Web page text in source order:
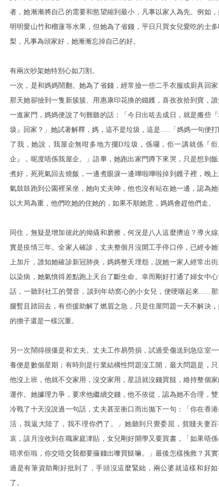
者，她漸漸將自己的需要和慾望縮到最小，凡事以家人為先。例如
明明愛山竹和榴蓮等水果，但她為了省錢，平日只買女兒愛吃的士
梨，凡事為頭家好，她漸漸忘掉自己的好。
有兩次吵架她特別心如刀割。
一次，是和媽媽鬧翻。她為了省錢，經常撿一些二手衣服或廚具回
那天她卻撿到一隻新簇簇、用惠康印花換的鐵鑊，喜孜孜拾到寶，
一進家門，媽媽便說了句難聽的話：「今日出咗去成日，就是搬些
圾』回家？」她試著解釋，媽，這不是垃圾，這是.....「媽媽一句便
了我，她說，我屋企無咁多地方擺D垃圾，係囉，佢一講就係『佢
企』，呢度唔係我屋企。」語畢，她跑出家門蹲下來哭，只是想到
煮好，死死氣回去燒飯，一邊煮眼淚一邊嘩啦嘩啦掉到鑊子裡，晚
氣鼓鼓跑到公園裡呆坐，她向丈夫呻，他也沒有站在她一邊，認為
以大局為重，他們吃她的住她的，如果不順她意，媽媽會趕他們走。
同住，無疑是增加彼此的拗撬和磨擦，何況是八人這麼擠迫？導火
實是疫情三年。全家人確診，丈夫整個月沒開工手停口停，已經令
上加斤，誰知她確診新冠肺炎，媽媽整天埋怨，說她一家人經常出
以染病，她氣憤得差點跑上天台了斷生命。幸而剛好打通了婦女中
話，一聽到社工的聲音，談到年幼窩心的小女兒，便哽咽起來......
腿暫且踏回去，有些援助解了燃眉之急，只是住屋問題一天不解決
的擔子還是一樣沉重。
另一次鬧得很僵是和丈夫。丈夫工作易勞損，試過受傷送到急症室
養便是數個星期；有時則是行業結構性問題沒工開，最大問題是，
他沒上班，他就不交家用，沒交家用，星語就沒錢買餸，維持整個
運作。她據理力爭，要求他繼續交錢，他不依從，認為她不合理，
冷戰了十天沒說過一句話，丈夫甚至衝口而出拋下一句：「你在香
活，我返大陸了，我不理你們了。」她聽到只覺委屈，貧賤夫妻百
哀，該月沒收到在職家庭津貼，女兒剛好開學又要買書，「如果唔
唔求佢啦，你交唔交我都要攞錢出嚟買餸嘛。」最後怎樣挽救？其
過是有筆資助剛好批到了，手頭沒這麼緊絀，兩公婆就這樣和好如
了。